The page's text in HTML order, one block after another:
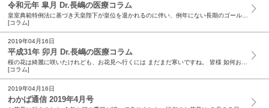
令和元年 皐月 Dr.長嶋の医療コラム
[コラム]
2019年04月16日
平成31年 卯月 Dr.長嶋の医療コラム
桜の花は綺麗に咲いたけれども、お花見へ行くには まだまだ寒いですね。 皆様 如何お過ごしでしょうか ?! 今年も別れと出会いの季節が巡って参りました。 期待を胸に転職をする人、たくさんの希望と...
[コラム]
2019年04月16日
わかば通信 2019年4月号